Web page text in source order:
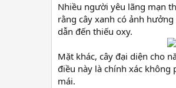
Nhiều người yêu lãng mạn
rằng cây xanh có ảnh
dẫn đến thiếu oxy.
Mặt khác, cây đại diện cho
điều này là chính xác
mái.